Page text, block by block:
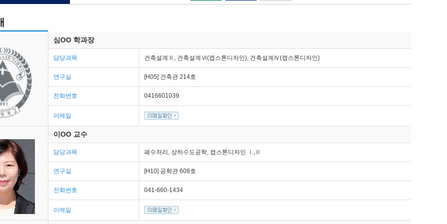
심OO 학과장
담당과목 건축설계Ⅱ, 건축설계Ⅵ(캡스톤디자인), 건축설계Ⅳ(캡스톤디자인)
연구실 [H05] 건축관 214호
전화번호 0416601039
이메일
이OO 교수
담당과목 폐수처리, 상하수도공학, 캡스톤디자인 Ⅰ,Ⅱ
연구실 [H10] 공학관 608호
전화번호 041-660-1434
이메일